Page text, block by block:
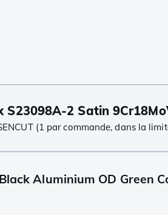
S23098A-2 Satin
(1 par commande, dans la
Aluminium OD Green